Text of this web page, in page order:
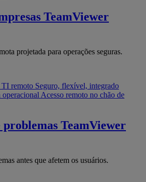
TeamViewer
projetada para operações seguras.
TI remoto Seguro, flexível, integrado
Acesso remoto no chão de
problemas TeamViewer
antes que afetem os usuários.